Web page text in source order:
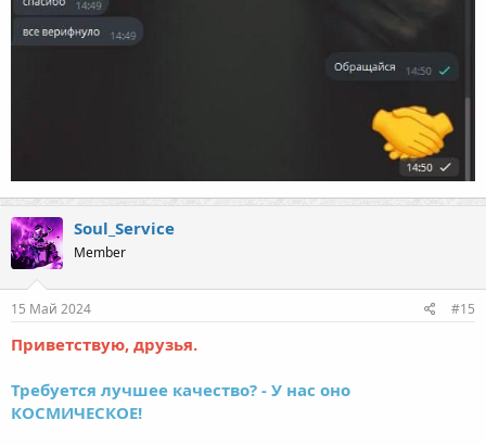
Soul_Service
Member
15 Май 2024 #15
Приветствую, друзья.
Требуется лучшее качество? - У нас оно
КОСМИЧЕСКОЕ!